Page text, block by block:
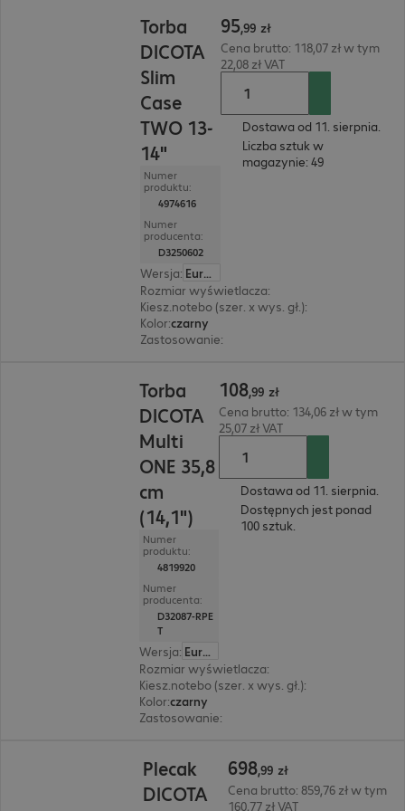
Torba
DICOTA
Slim
Case
TWO 13-
14"
Numer
produktu:
4974616
Numer
producenta:
D3250602
Wersja:
Europa
Rozmiar wyświetlacza:
Kiesz.notebo (szer. x wys. gł.):
Kolor:czarny
Zastosowanie:
95,99 zł
Cena brutto: 118,07 zł w tym
22,08 zł VAT
Dostawa od 11. sierpnia.
Liczba sztuk w
magazynie: 49
Torba
DICOTA
Multi
ONE 35,8
cm
(14,1")
Numer
produktu:
4819920
Numer
producenta:
D32087-RPE
T
Wersja:
Europa
Rozmiar wyświetlacza:
Kiesz.notebo (szer. x wys. gł.):
Kolor:czarny
Zastosowanie:
108,99 zł
Cena brutto: 134,06 zł w tym
25,07 zł VAT
Dostawa od 11. sierpnia.
Dostępnych jest ponad
100 sztuk.
Plecak
DICOTA
698,99 zł
Cena brutto: 859,76 zł w tym
160,77 zł VAT